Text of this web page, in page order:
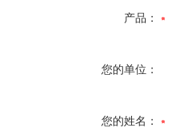
产品：
您的单位：
您的姓名：